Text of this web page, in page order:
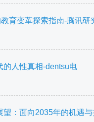
育变革探索指南-腾讯研
的人性真相-dentsu电
：面向2035年的机遇